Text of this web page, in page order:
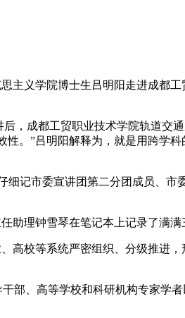
主义学院博士生吕明阳走进成都
，成都工贸职业技术学院轨道交
。”吕明阳解释为，就是用跨学
记市委宣讲团第二分团成员、市
助理钟雪琴在笔记本上记录了满满
高校等系统严密组织、分级推进
部、高等学校和科研机构专家学